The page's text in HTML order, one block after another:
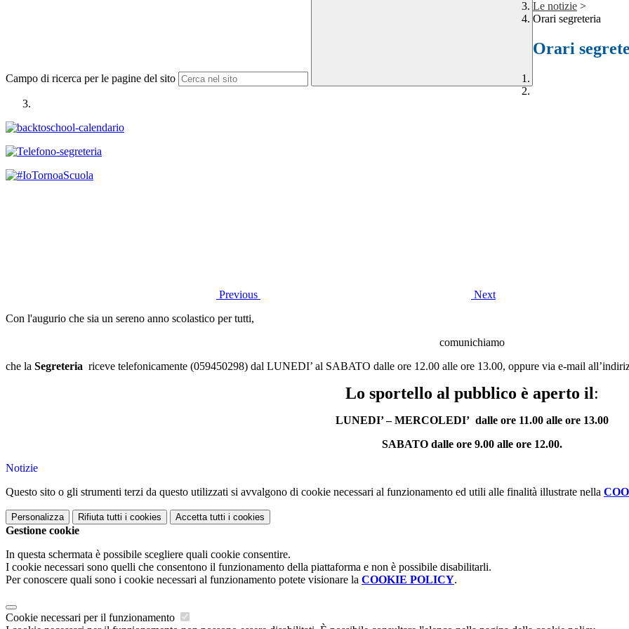
Campo di ricerca per le pagine del sito
Le notizie >
Orari segreteria
Orari
Previous
Next
Con l'augurio che sia un sereno anno scolastico per tutti,
comunichiamo
che la Segreteria riceve telefonicamente (059450298) dal LUNEDI’ al SABATO dalle ore 12.00 alle ore 13.00, oppure via e-mail
Lo sportello al pubblico è aperto il :
LUNEDI’ – MERCOLEDI’ dalle ore 11.00 alle ore 13.00
SABATO dalle ore 9.00 alle ore 12.00.
Notizie
Questo sito o gli strumenti terzi da questo utilizzati si avvalgono di cookie necessari al funzionamento ed utili alle finalità illustrate nella
Personalizza Rifiuta tutti i cookies Accetta tutti i cookies
Gestione cookie
In questa schermata è possibile scegliere quali cookie consentire.
I cookie necessari sono quelli che consentono il funzionamento della piattaforma e non è possibile disabilitarli.
Per conoscere quali sono i cookie necessari al funzionamento potete visionare la COOKIE POLICY.
Cookie necessari per il funzionamento